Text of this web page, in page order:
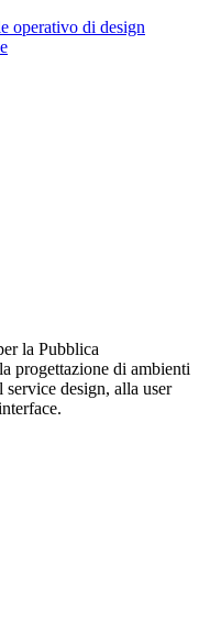
operativo di design
la Pubblica
progettazione di ambienti
design, alla user